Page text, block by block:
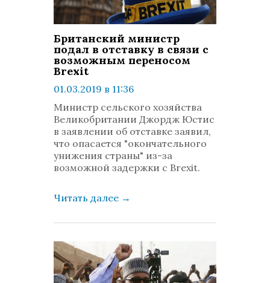
Британский министр
подал в отставку в связи с
возможным переносом
Brexit
01.03.2019 в 11:36
комментариев: 0
Министр сельского хозяйства
Великобритании Джордж Юстис
в заявлении об отставке заявил,
что опасается "окончательного
унижения страны" из-за
возможной задержки с Brexit.
Читать далее →